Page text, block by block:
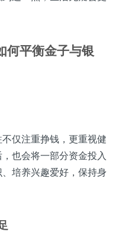
何平衡金子与银
仅注重挣钱，更重视健
也会将一部分资金投入
培养兴趣爱好，保持身